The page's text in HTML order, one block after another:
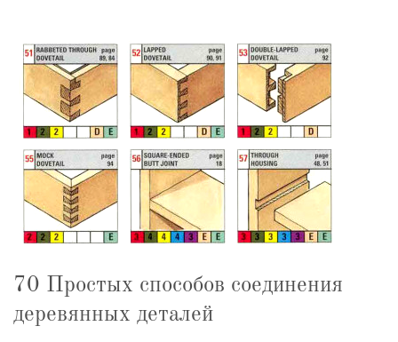
70 Простых способов соединения
деревянных деталей